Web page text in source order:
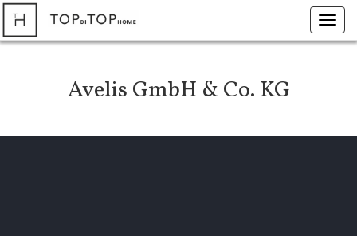
Avelis GmbH & Co. KG